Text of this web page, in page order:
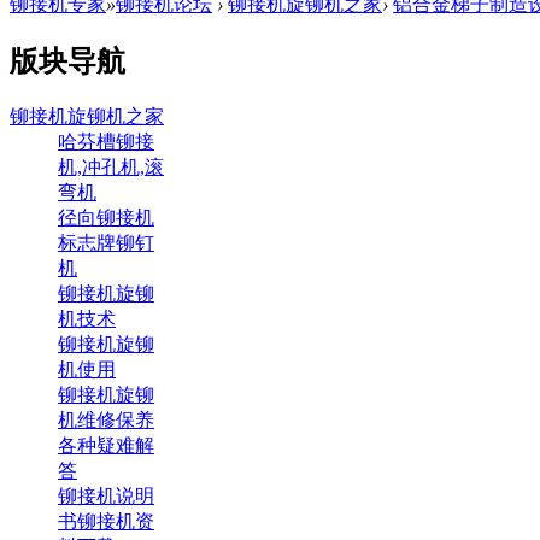
版块导航
铆接机旋铆机之家
哈芬槽铆接
机,冲孔机,滚
弯机
径向铆接机
标志牌铆钉
机
铆接机旋铆
机技术
铆接机旋铆
机使用
铆接机旋铆
机维修保养
各种疑难解
答
铆接机说明
书铆接机资